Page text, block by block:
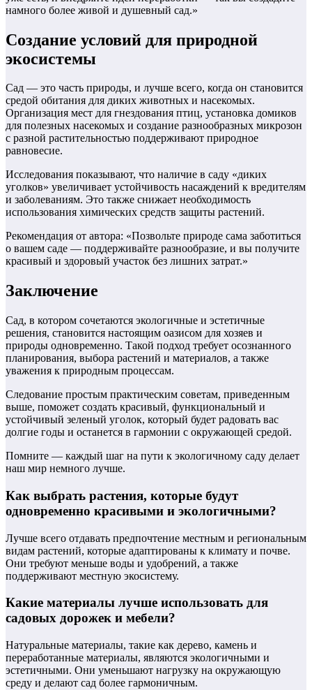
намного более живой и душевный сад.»
Создание условий для природной
экосистемы
Сад — это часть природы, и лучше всего, когда он становится
средой обитания для диких животных и насекомых.
Организация мест для гнездования птиц, установка домиков
для полезных насекомых и создание разнообразных микрозон
с разной растительностью поддерживают природное
равновесие.
Исследования показывают, что наличие в саду «диких
уголков» увеличивает устойчивость насаждений к вредителям
и заболеваниям. Это также снижает необходимость
использования химических средств защиты растений.
Рекомендация от автора: «Позвольте природе сама заботиться
о вашем саде — поддерживайте разнообразие, и вы получите
красивый и здоровый участок без лишних затрат.»
Заключение
Сад, в котором сочетаются экологичные и эстетичные
решения, становится настоящим оазисом для хозяев и
природы одновременно. Такой подход требует осознанного
планирования, выбора растений и материалов, а также
уважения к природным процессам.
Следование простым практическим советам, приведенным
выше, поможет создать красивый, функциональный и
устойчивый зеленый уголок, который будет радовать вас
долгие годы и останется в гармонии с окружающей средой.
Помните — каждый шаг на пути к экологичному саду делает
наш мир немного лучше.
Как выбрать растения, которые будут
одновременно красивыми и экологичными?
Лучше всего отдавать предпочтение местным и региональным
видам растений, которые адаптированы к климату и почве.
Они требуют меньше воды и удобрений, а также
поддерживают местную экосистему.
Какие материалы лучше использовать для
садовых дорожек и мебели?
Натуральные материалы, такие как дерево, камень и
переработанные материалы, являются экологичными и
эстетичными. Они уменьшают нагрузку на окружающую
среду и делают сад более гармоничным.